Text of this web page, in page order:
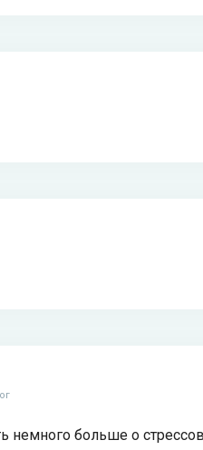
немного больше о